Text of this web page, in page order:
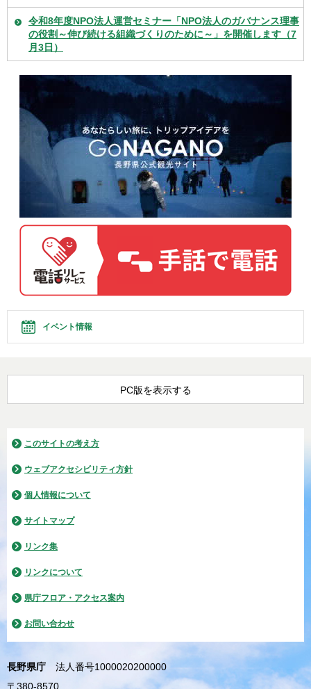
令和8年度NPO法人運営セミナー「NPO法人のガバナンス理事
の役割～伸び続ける組織づくりのために～」を開催します（7
月3日）
イベント情報
PC版を表示する
このサイトの考え方
ウェブアクセシビリティ方針
個人情報について
サイトマップ
リンク集
リンクについて
県庁フロア・アクセス案内
お問い合わせ
長野県庁
法人番号1000020200000
〒380-8570